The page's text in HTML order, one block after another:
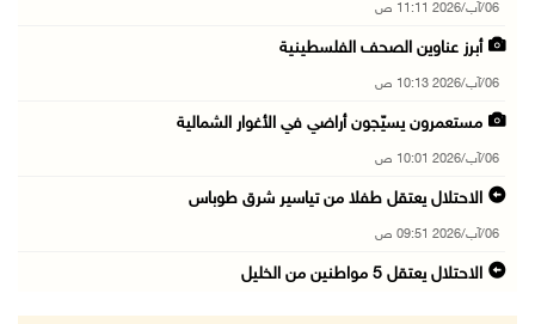
06/آب/2026 11:11 ص
أبرز عناوين الصحف الفلسطينية
06/آب/2026 10:13 ص
مستعمرون يسيّجون أراضي في الأغوار الشمالية
06/آب/2026 10:01 ص
الاحتلال يعتقل طفلا من تياسير شرق طوباس
06/آب/2026 09:51 ص
الاحتلال يعتقل 5 مواطنين من الخليل